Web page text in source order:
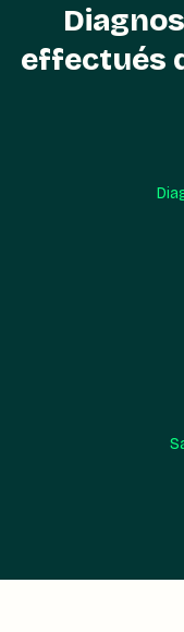
effectués